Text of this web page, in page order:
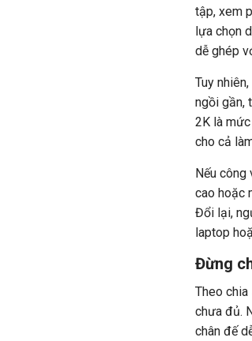
tập, xem
lựa chọn
dễ ghép
Tuy nhiên
ngồi gần,
2K là
cho cả
Nếu công
cao hoặc
Đổi lại,
laptop
Đừng
Theo
chưa đủ.
chân đế